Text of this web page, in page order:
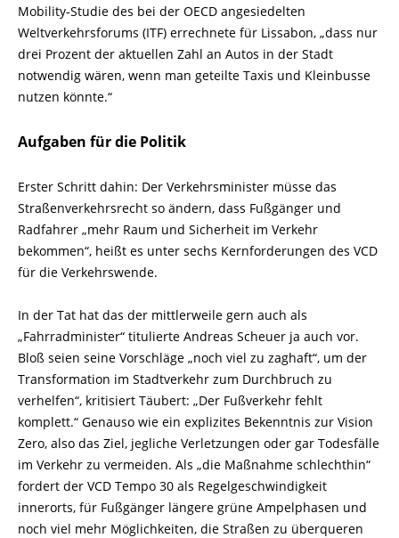
Mobility-Studie des bei der OECD angesiedelten
Weltverkehrsforums (ITF) errechnete für Lissabon, „dass nur
drei Prozent der aktuellen Zahl an Autos in der Stadt
notwendig wären, wenn man geteilte Taxis und Kleinbusse
nutzen könnte.“
Aufgaben für die Politik
Erster Schritt dahin: Der Verkehrsminister müsse das
Straßenverkehrsrecht so ändern, dass Fußgänger und
Radfahrer „mehr Raum und Sicherheit im Verkehr
bekommen“, heißt es unter sechs Kernforderungen des VCD
für die Verkehrswende.
In der Tat hat das der mittlerweile gern auch als
„Fahrradminister“ titulierte Andreas Scheuer ja auch vor.
Bloß seien seine Vorschläge „noch viel zu zaghaft“, um der
Transformation im Stadtverkehr zum Durchbruch zu
verhelfen“, kritisiert Täubert: „Der Fußverkehr fehlt
komplett.“ Genauso wie ein explizites Bekenntnis zur Vision
Zero, also das Ziel, jegliche Verletzungen oder gar Todesfälle
im Verkehr zu vermeiden. Als „die Maßnahme schlechthin“
fordert der VCD Tempo 30 als Regelgeschwindigkeit
innerorts, für Fußgänger längere grüne Ampelphasen und
noch viel mehr Möglichkeiten, die Straßen zu überqueren